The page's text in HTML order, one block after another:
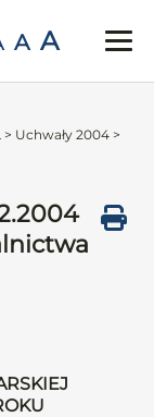
A A
> Uchwały 2004 >